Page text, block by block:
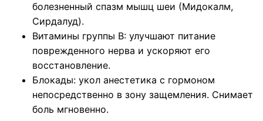
болезненный спазм мышц шеи (Мидокалм,
Сирдалуд).
Витамины группы B: улучшают питание
поврежденного нерва и ускоряют его
восстановление.
Блокады: укол анестетика с гормоном
непосредственно в зону защемления. Снимает
боль мгновенно.